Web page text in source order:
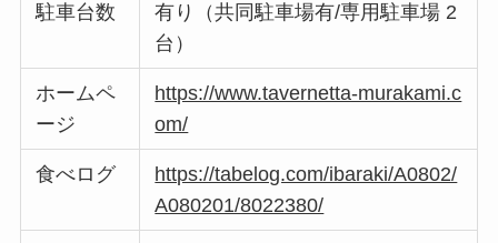
駐車台数
有り（共同駐車場有/専用駐車場 2
台）
ホームペ
ージ
https://www.tavernetta-murakami.c
om/
食べログ
https://tabelog.com/ibaraki/A0802/
A080201/8022380/